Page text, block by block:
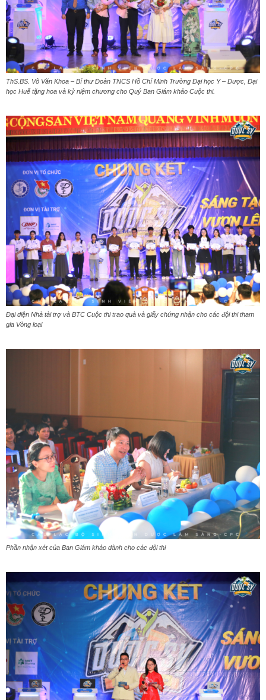
ThS.BS. Võ Văn Khoa – Bí thư Đoàn TNCS Hồ Chí Minh Trường Đại học Y – Dược, Đại
học Huế tặng hoa và kỷ niệm chương cho Quý Ban Giám khảo Cuộc thi.
Đại diện Nhà tài trợ và BTC Cuộc thi trao quà và giấy chứng nhận cho các đội thi tham
gia Vòng loại
Phần nhận xét của Ban Giám khảo dành cho các đội thi